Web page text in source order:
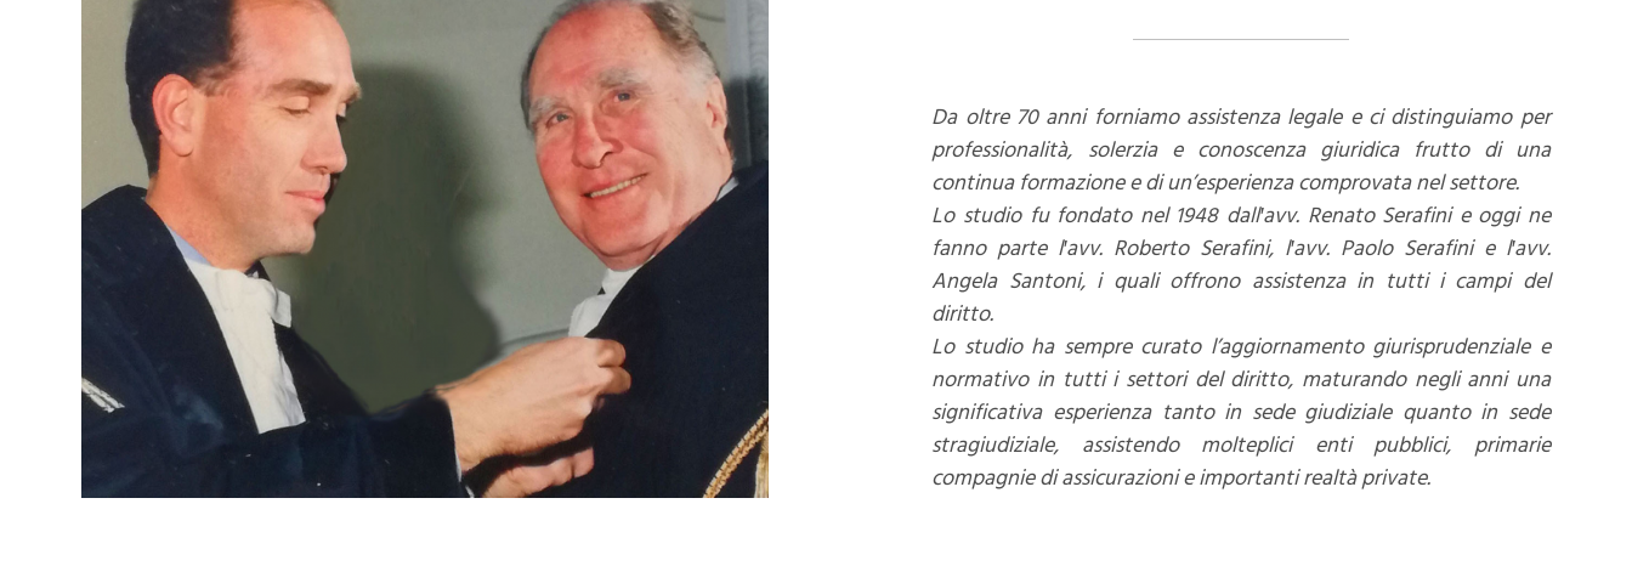
Da oltre 70 anni forniamo assistenza legale e ci distinguiamo per
professionalità, solerzia e conoscenza giuridica frutto di una
continua formazione e di un’esperienza comprovata nel settore.
Lo studio fu fondato nel 1948 dall′avv. Renato Serafini e oggi ne
fanno parte l′avv. Roberto Serafini, l′avv. Paolo Serafini e l′avv.
Angela Santoni, i quali offrono assistenza in tutti i campi del
diritto.
Lo studio ha sempre curato l’aggiornamento giurisprudenziale e
normativo in tutti i settori del diritto, maturando negli anni una
significativa esperienza tanto in sede giudiziale quanto in sede
stragiudiziale, assistendo molteplici enti pubblici, primarie
compagnie di assicurazioni e importanti realtà private.